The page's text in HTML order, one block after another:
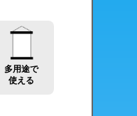
多用途で
使える